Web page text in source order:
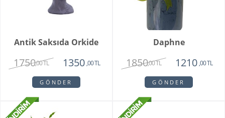
Antik Saksıda Orkide
1750,00 TL 1350 ,00 TL
GÖNDER
Daphne
1850,00 TL 1210 ,00 TL
GÖNDER